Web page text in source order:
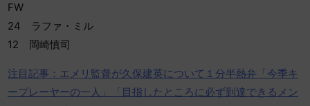
FW
24 ラファ・ミル
12 岡崎慎司
注目記事：エメリ監督が久保建英について１分半熱弁「今季キ
ープレーヤーの一人」「目指したところに必ず到達できるメン